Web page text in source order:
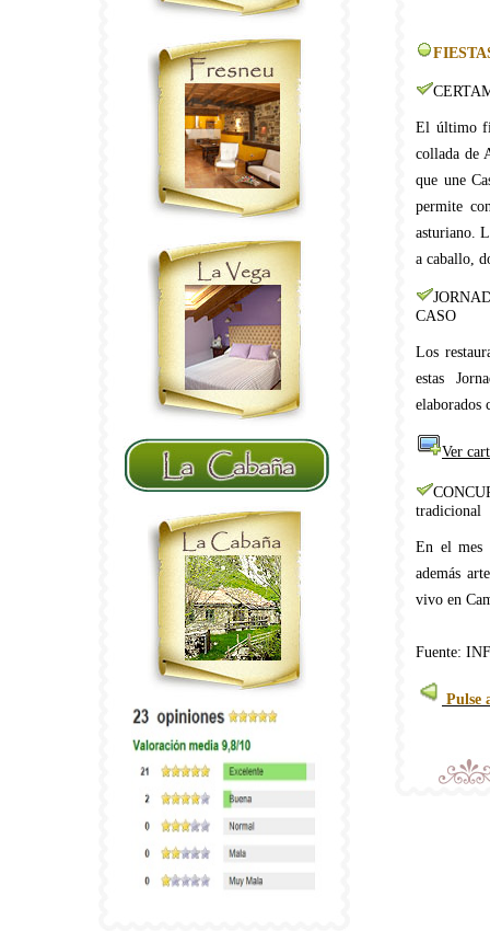
El último
collada de
que une
permite
asturiano.
a caballo,
CASO
Los
estas
elaborados
Ver
tradicional
En el mes
además
vivo en
Fuente:
Pulse